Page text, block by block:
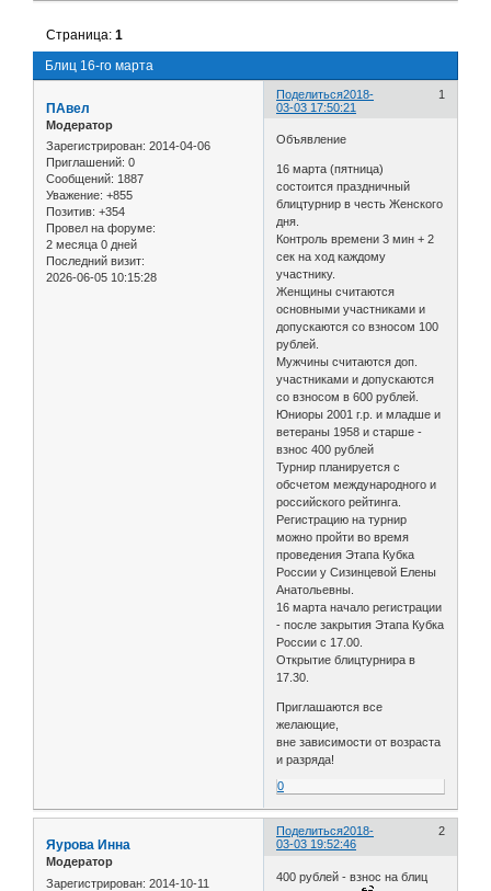
Блиц 16-го марта
Страница:1
Поделиться 1
2018-
03-03 17:50:21
ПАвел
Модератор
Зарегистрирован: 2014-04-06
Приглашений: 0
Сообщений: 1887
Уважение: +855
Позитив: +354
Провел на форуме:
2 месяца 0 дней
Последний визит:
2026-06-05 10:15:28
Объявление
16 марта (пятница)
состоится праздничный
блицтурнир в честь Женского
дня.
Контроль времени 3 мин + 2
сек на ход каждому
участнику.
Женщины считаются
основными участниками и
допускаются со взносом 100
рублей.
Мужчины считаются доп.
участниками и допускаются
со взносом в 600 рублей.
Юниоры 2001 г.р. и младше и
ветераны 1958 и старше -
взнос 400 рублей
Турнир планируется с
обсчетом международного и
российского рейтинга.
Регистрацию на турнир
можно пройти во время
проведения Этапа Кубка
России у Сизинцевой Елены
Анатольевны.
16 марта начало регистрации
- после закрытия Этапа Кубка
России с 17.00.
Открытие блицтурнира в
17.30.
Приглашаются все
желающие,
вне зависимости от возраста
и разряда!
0
Поделиться 2
2018-
03-03 19:52:46
Яурова Инна
Модератор
Зарегистрирован: 2014-10-11
400 рублей - взнос на блиц